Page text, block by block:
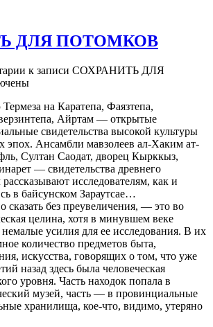
ДЛЯ ПОТОМКОВ
к записи СОХРАНИТЬ ДЛЯ
на Каратепа, Фаязтепа,
Айртам — открытые
свидетельства высокой культуры
эпох. Ансамбли мавзолеев ал-Хаким ат-
Султан Саодат, дворец Кырккыз,
— свидетельства древнего
исследователям, как и
в байсунском Зараутсае…
сказать без преувеличения, — это во
целина, хотя в минувшем веке
усилия для ее исследования. В их
количество предметов быта,
искусства, говорящих о том, что уже
назад здесь была человеческая
уровня. Часть находок попала в
музей, часть — в провинциальные
хранилища, кое-что, видимо, утеряно